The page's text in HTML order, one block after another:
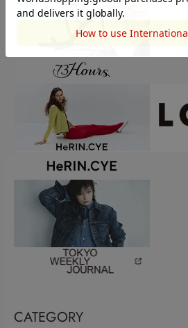
CATEGORY